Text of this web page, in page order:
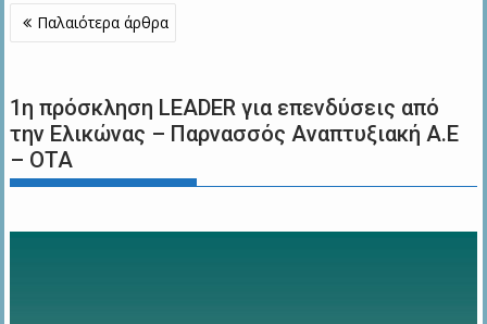
Πλοήγηση
άρθρων
Παλαιότερα άρθρα
1η πρόσκληση LEADER για επενδύσεις από
την Ελικώνας – Παρνασσός Αναπτυξιακή Α.Ε
– ΟΤΑ